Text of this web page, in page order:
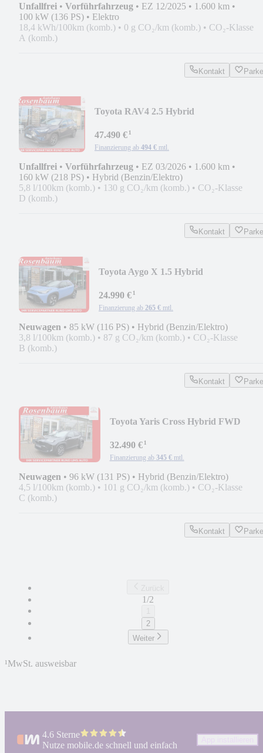
Unfallfrei • Vorführfahrzeug • EZ 12/2025 • 1.600 km •
100 kW (136 PS) • Elektro
18,4 kWh/100km (komb.) • 0 g CO₂/km (komb.) • CO₂-Klasse
A (komb.)
Kontakt
Toyota RAV4 2.5 Hybrid
47.490 €¹
Finanzierung ab 494 € mtl.
Unfallfrei • Vorführfahrzeug • EZ 03/2026 • 1.600 km •
160 kW (218 PS) • Hybrid (Benzin/Elektro)
5,8 l/100km (komb.) • 130 g CO₂/km (komb.) • CO₂-Klasse
D (komb.)
Kontakt
Toyota Aygo X 1.5 Hybrid
24.990 €¹
Finanzierung ab 265 € mtl.
Neuwagen • 85 kW (116 PS) • Hybrid (Benzin/Elektro)
3,8 l/100km (komb.) • 87 g CO₂/km (komb.) • CO₂-Klasse
B (komb.)
Kontakt
Toyota Yaris Cross Hybrid FWD
32.490 €¹
Finanzierung ab 345 € mtl.
Neuwagen • 96 kW (131 PS) • Hybrid (Benzin/Elektro)
4,5 l/100km (komb.) • 101 g CO₂/km (komb.) • CO₂-Klasse
C (komb.)
Kontakt
1/2
2
Weiter
¹MwSt. ausweisbar
4.6 Sterne
Nutze mobile.de schnell und einfach